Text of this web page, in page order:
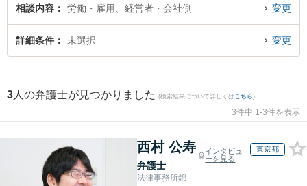
い』『会社側の労働トラブルのトラブル解決の実績豊富な近くの弁護士を検索
したい』『初回相談無料で会社側の労働トラブルを法律相談できる鎌ケ谷市内
の弁護士に相談予約したい』などでお困りの相談者さんにおすすめです。
相談内容 労働・雇用、経営者・会社側 変更
詳細条件 未選択 変更
3 人の弁護士が見つかりました (検索結果について詳しくは こちら)
3件中 1-3件を表示
西村 公寿
弁護士
インタビュ
ーを見る
東京都
法律事務所錦